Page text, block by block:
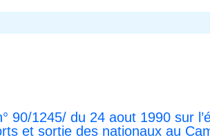
90/1245/ du 24 aout 1990 sur
et sortie des nationaux au